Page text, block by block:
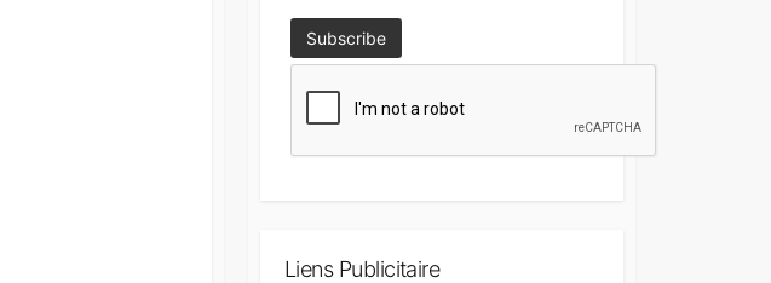
Liens Publicitaire